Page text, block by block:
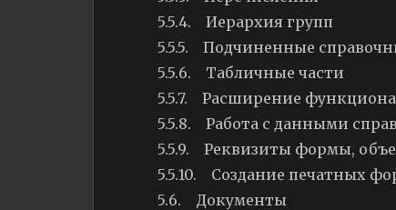
5.5.4. Иерархия групп
5.5.5. Подчиненные
5.5.6. Табличные части
5.5.7. Расширение
5.5.8. Работа с данными
5.5.9. Реквизиты формы,
5.5.10. Создание печатных
5.6. Документы